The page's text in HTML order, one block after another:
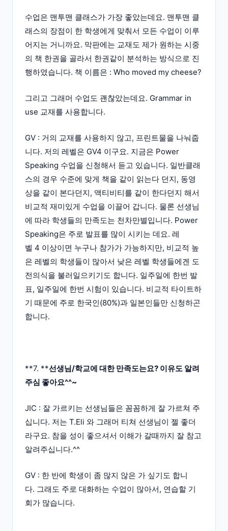
수업은 맨투맨 클래스가 가장 좋았는데요. 맨투맨 클
래스의 장점이 한 학생에게 맞춰서 모든 수업이 이루
어지는 거니까요. 막판에는 교재도 제가 원하는 시중
의 책 한권을 골라서 한권같이 분석하는 방식으로 진
행하였습니다. 책 이름은 : Who moved my cheese?
그리고 그래머 수업도 괜찮았는데요. Grammar in
use 교재를 사용합니다.
GV : 거의 교재를 사용하지 않고, 프린트물을 나눠줍
니다. 저의 레벨은 GV4 이구요. 지금은 Power
Speaking 수업을 신청해서 듣고 있습니다. 일반클래
스의 경우 수준에 맞게 책을 같이 읽는다 던지, 동영
상을 같이 본다던지, 액티비티를 같이 한다던지 해서
비교적 재미있게 수업을 이끌어 갑니다. 물론 선생님
에 따라 학생들의 만족도는 천차만별입니다. Power
Speaking은 주로 발표를 많이 시키는 데요. 레
벨 4 이상이면 누구나 참가가 가능하지만, 비교적 높
은 레벨의 학생들이 많아서 낮은 레벨 학생들에겐 도
전의식을 불러일으키기도 합니다. 일주일에 한번 발
표, 일주일에 한번 시험이 있습니다. 비교적 타이트하
기 때문에 주로 한국인(80%)과 일본인들만 신청하곤
합니다.
**7. **선생님/학교에 대한 만족도는요? 이유도 알려
주심 좋아요^^~
JIC : 잘 가르키는 선생님들은 꼼꼼하게 잘 가르쳐 주
십니다. 저는 T.Eli 와 그래머 티쳐 선생님이 젤 좋더
라구요. 참을 성이 좋으셔서 이해가 갈때까지 잘 참고
알려주십니다.^^
GV : 한 반에 학생이 좀 많지 않은 가 싶기도 합니
다. 그래도 주로 대화하는 수업이 많아서, 연습할 기
회가 많습니다.